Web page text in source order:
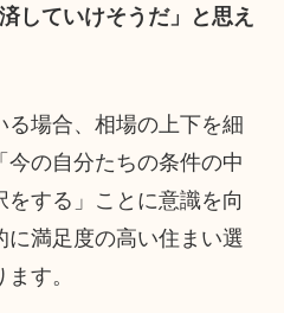
していけそうだ」と思え
る場合、相場の上下を細
の自分たちの条件の中
する」ことに意識を向
満足度の高い住まい選
す。